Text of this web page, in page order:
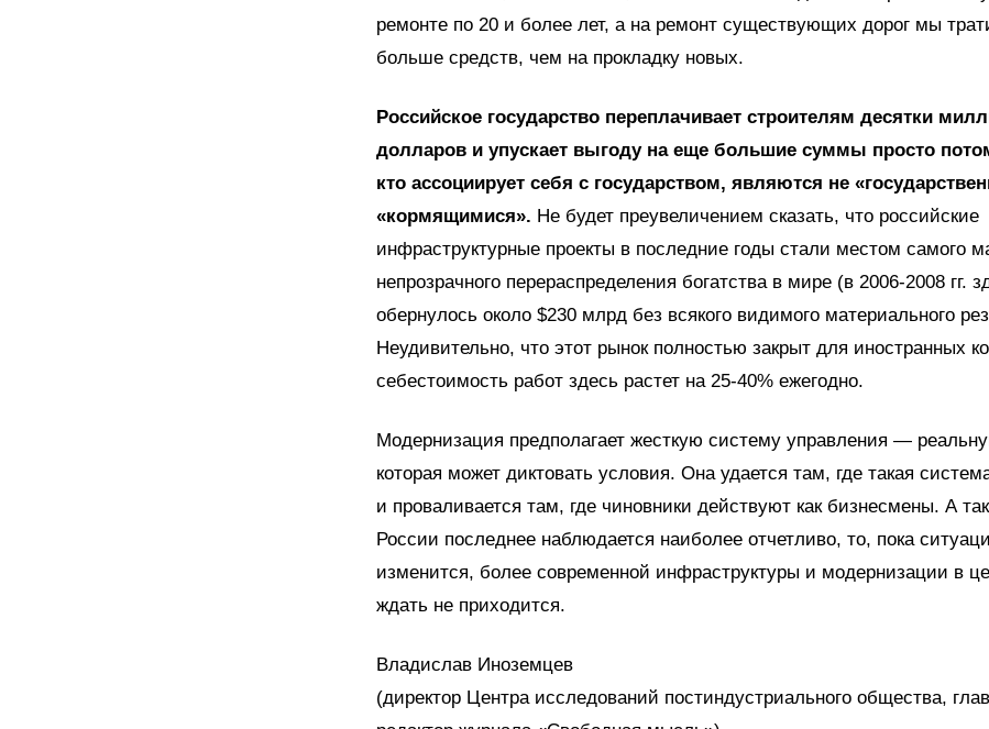
ремонте по 20 и более лет, а на ремонт существующих дорог мы
больше средств, чем на прокладку новых.
Российское государство переплачивает строителям десятки
долларов и упускает выгоду на еще большие суммы просто
кто ассоциирует себя с государством, являются не
«кормящимися». Не будет преувеличением сказать, что российские
инфраструктурные проекты в последние годы стали местом самого
непрозрачного перераспределения богатства в мире (в 2006-2008 гг.
обернулось около $230 млрд без всякого видимого материального
Неудивительно, что этот рынок полностью закрыт для иностранных
себестоимость работ здесь растет на 25-40% ежегодно.
Модернизация предполагает жесткую систему управления —
которая может диктовать условия. Она удается там, где такая
и проваливается там, где чиновники действуют как бизнесмены. А
России последнее наблюдается наиболее отчетливо, то, пока
изменится, более современной инфраструктуры и модернизации в
ждать не приходится.
Владислав Иноземцев
(директор Центра исследований постиндустриального общества,